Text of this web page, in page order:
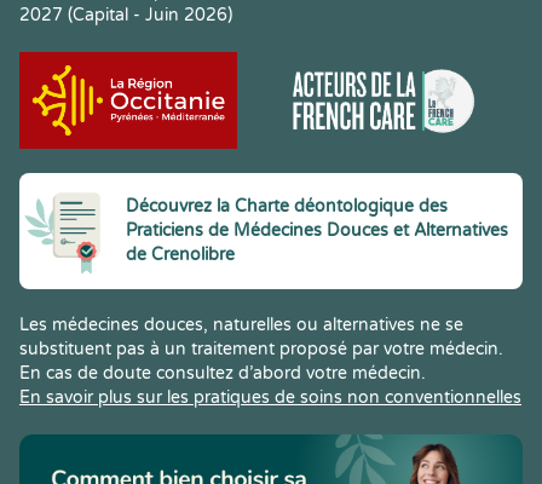
2027 (Capital - Juin 2026)
Découvrez la Charte déontologique des
Praticiens de Médecines Douces et Alternatives
de Crenolibre
Les médecines douces, naturelles ou alternatives ne se
substituent pas à un traitement proposé par votre médecin.
En cas de doute consultez d’abord votre médecin.
En savoir plus sur les pratiques de soins non conventionnelles